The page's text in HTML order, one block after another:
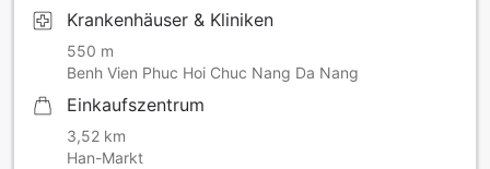
Krankenhäuser & Kliniken
550 m
Benh Vien Phuc Hoi Chuc Nang Da Nang
Einkaufszentrum
3,52 km
Han-Markt